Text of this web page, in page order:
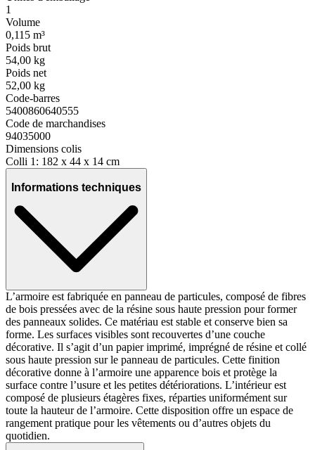
1
Volume
0,115 m³
Poids brut
54,00 kg
Poids net
52,00 kg
Code-barres
5400860640555
Code de marchandises
94035000
Dimensions colis
Colli 1: 182 x 44 x 14 cm
Informations techniques
L’armoire est fabriquée en panneau de particules, composé de fibres
de bois pressées avec de la résine sous haute pression pour former
des panneaux solides. Ce matériau est stable et conserve bien sa
forme. Les surfaces visibles sont recouvertes d’une couche
décorative. Il s’agit d’un papier imprimé, imprégné de résine et collé
sous haute pression sur le panneau de particules. Cette finition
décorative donne à l’armoire une apparence bois et protège la
surface contre l’usure et les petites détériorations. L’intérieur est
composé de plusieurs étagères fixes, réparties uniformément sur
toute la hauteur de l’armoire. Cette disposition offre un espace de
rangement pratique pour les vêtements ou d’autres objets du
quotidien.